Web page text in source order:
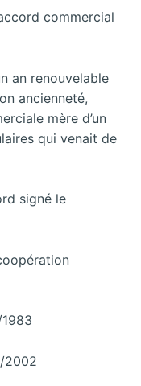
commercial
an renouvelable
ancienneté,
mère d’un
qui venait de
signé le
2002